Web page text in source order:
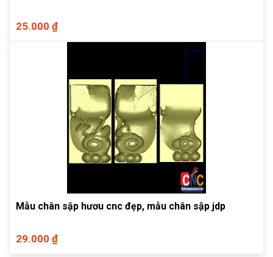
25.000 ₫
Mẫu chân sập hươu cnc đẹp, mẫu chân sập jdp
29.000 ₫